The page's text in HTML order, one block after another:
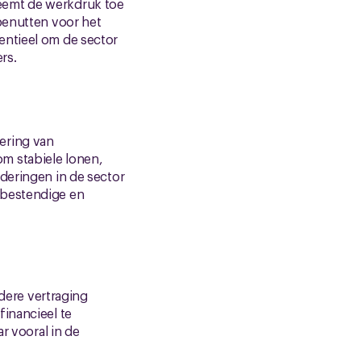
voor het
om de sector
van
stabiele lonen,
in de sector
en
vertraging
te
vooral in de